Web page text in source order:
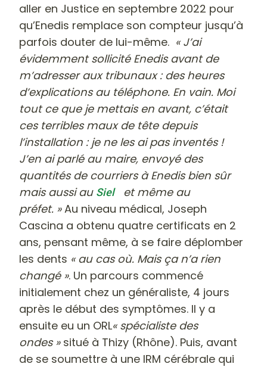
aller en Justice en septembre 2022 pour
qu’Enedis remplace son compteur jusqu’à
parfois douter de lui-même. « J’ai
évidemment sollicité Enedis avant de
m’adresser aux tribunaux : des heures
d’explications au téléphone. En vain. Moi
tout ce que je mettais en avant, c’était
ces terribles maux de tête depuis
l’installation : je ne les ai pas inventés !
J’en ai parlé au maire, envoyé des
quantités de courriers à Enedis bien sûr
mais aussi au Sielet même au
préfet. »Au niveau médical, Joseph
Cascina a obtenu quatre certificats en 2
ans, pensant même, à se faire déplomber
les dents « au cas où. Mais ça n’a rien
changé ». Un parcours commencé
initialement chez un généraliste, 4 jours
après le début des symptômes. Il y a
ensuite eu un ORL« spécialiste des
ondes »situé à Thizy (Rhône). Puis, avant
de se soumettre à une IRM cérébrale qui